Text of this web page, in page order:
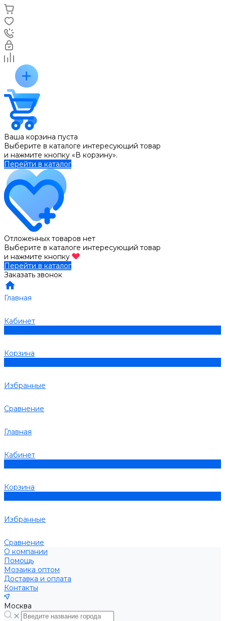
Ваша корзина пуста
Выберите в каталоге интересующий товар
и нажмите кнопку «В корзину».
Перейти в каталог
Отложенных товаров нет
Выберите в каталоге интересующий товар
и нажмите кнопку
Перейти в каталог
Заказать звонок
Главная
Кабинет
Корзина
Избранные
Сравнение
Главная
Кабинет
Корзина
Избранные
Сравнение
О компании
Помощь
Мозаика оптом
Доставка и оплата
Контакты
Москва